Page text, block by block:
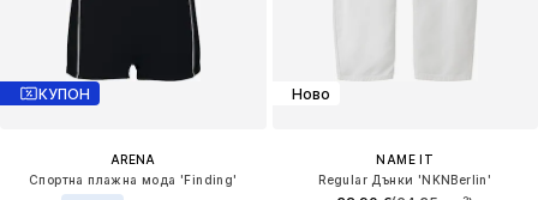
КУПОН
ARENA
Спортна плажна мода 'Finding'
Ново
NAME IT
Regular Дънки 'NKNBerlin'